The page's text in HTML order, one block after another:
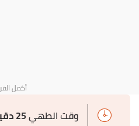
وقت الطهي25 دقيقة